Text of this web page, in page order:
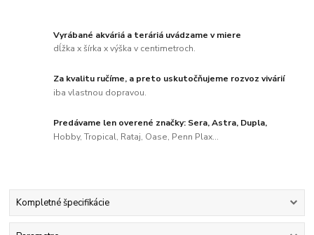
Vyrábané akváriá a teráriá uvádzame v miere
dĺžka x šírka x výška v centimetroch.
Za kvalitu ručíme, a preto uskutočňujeme rozvoz vivárií
iba vlastnou dopravou.
Predávame len overené značky: Sera, Astra, Dupla,
Hobby, Tropical, Rataj, Oase, Penn Plax...
Kompletné špecifikácie